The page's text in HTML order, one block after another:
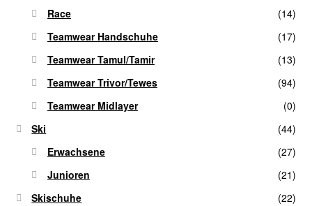
Race
(14)
Teamwear Handschuhe
(17)
Teamwear Tamul/Tamir
(13)
Teamwear Trivor/Tewes
(94)
Teamwear Midlayer
(0)
Ski
(44)
Erwachsene
(27)
Junioren
(21)
Skischuhe
(22)